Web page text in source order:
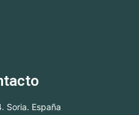
Soria. España